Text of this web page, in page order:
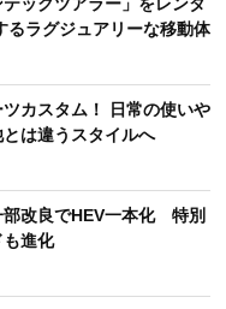
ックツアラー」をレンタ
るラグジュアリーな移動体
カスタム！ 日常の使いや
は違うスタイルへ
部改良でHEV一本化 特別
進化